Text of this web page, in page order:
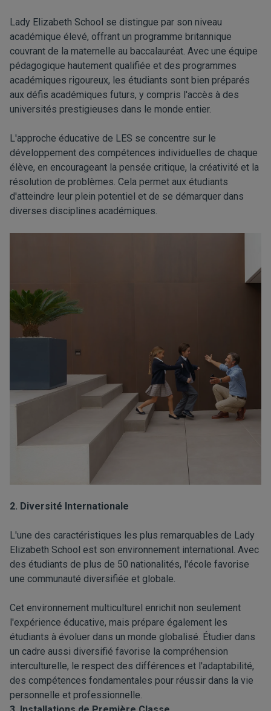
Lady Elizabeth School se distingue par son niveau
académique élevé, offrant un programme britannique
couvrant de la maternelle au baccalauréat. Avec une équipe
pédagogique hautement qualifiée et des programmes
académiques rigoureux, les étudiants sont bien préparés
aux défis académiques futurs, y compris l'accès à des
universités prestigieuses dans le monde entier.
L'approche éducative de LES se concentre sur le
développement des compétences individuelles de chaque
élève, en encourageant la pensée critique, la créativité et la
résolution de problèmes. Cela permet aux étudiants
d'atteindre leur plein potentiel et de se démarquer dans
diverses disciplines académiques.
2. Diversité Internationale
L'une des caractéristiques les plus remarquables de Lady
Elizabeth School est son environnement international. Avec
des étudiants de plus de 50 nationalités, l'école favorise
une communauté diversifiée et globale.
Cet environnement multiculturel enrichit non seulement
l'expérience éducative, mais prépare également les
étudiants à évoluer dans un monde globalisé. Étudier dans
un cadre aussi diversifié favorise la compréhension
interculturelle, le respect des différences et l'adaptabilité,
des compétences fondamentales pour réussir dans la vie
personnelle et professionnelle.